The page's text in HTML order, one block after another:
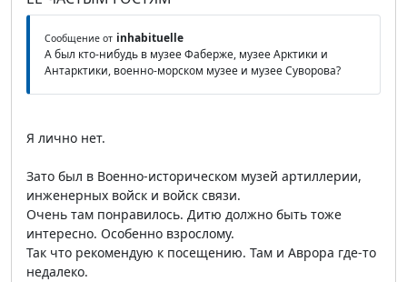
Сообщение от inhabituelle
А был кто-нибудь в музее Фаберже, музее Арктики и
Антарктики, военно-морском музее и музее Суворова?
Я лично нет.
Зато был в Военно-историческом музей артиллерии,
инженерных войск и войск связи.
Очень там понравилось. Дитю должно быть тоже
интересно. Особенно взрослому.
Так что рекомендую к посещению. Там и Аврора где-то
недалеко.